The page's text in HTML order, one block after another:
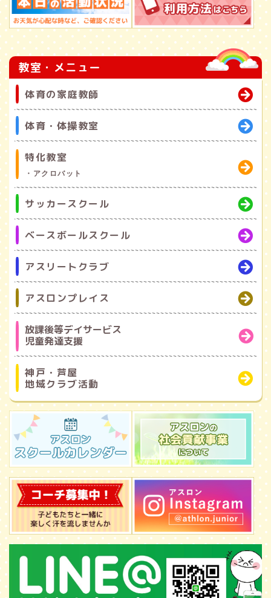
教室・メニュー
体育の家庭教師
体育・体操教室
特化教室
・アクロバット
サッカースクール
ベースボールスクール
アスリートクラブ
アスロンプレイス
放課後等デイサービス
児童発達支援
神戸・芦屋
地域クラブ活動